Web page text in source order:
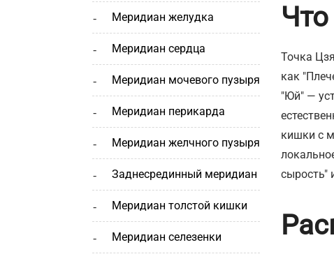
меридиан желудка
меридиан сердца
меридиан мочевого пузыря
меридиан перикарда
меридиан желчного пузыря
заднесрединный меридиан
меридиан толстой кишки
меридиан селезенки
Точка
как
"Юй" —
кишки с
сырость"